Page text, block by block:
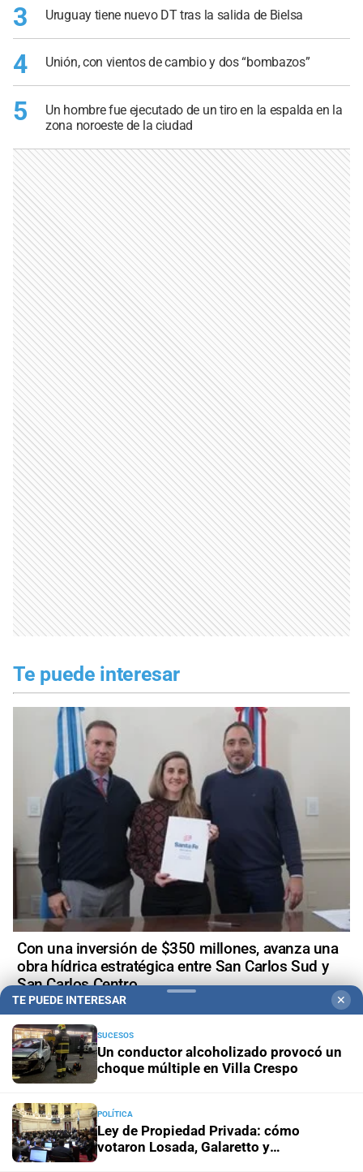
3 Uruguay tiene nuevo DT tras la salida de Bielsa
4 Unión, con vientos de cambio y dos “bombazos”
5
Un hombre fue ejecutado de un tiro en la espalda en la
zona noroeste de la ciudad
Te puede interesar
Con una inversión de $350 millones, avanza una
obra hídrica estratégica entre San Carlos Sud y
San Carlos Centro
TE PUEDE INTERESAR ✕
SUCESOS
Un conductor alcoholizado provocó un
choque múltiple en Villa Crespo
POLÍTICA
Ley de Propiedad Privada: cómo
votaron Losada, Galaretto y